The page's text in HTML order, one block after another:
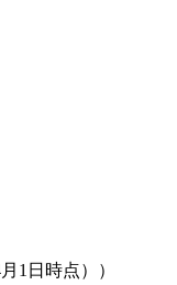
1日時点））